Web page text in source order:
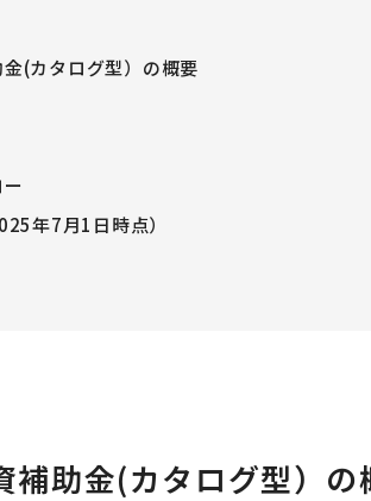
(カタログ型）の概要
年7月1日時点）
補助金(カタログ型）の